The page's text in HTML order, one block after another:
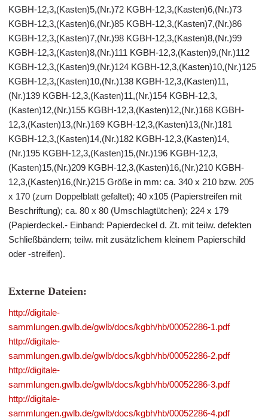
KGBH-12,3,(Kasten)5,(Nr.)72 KGBH-12,3,(Kasten)6,(Nr.)73
KGBH-12,3,(Kasten)6,(Nr.)85 KGBH-12,3,(Kasten)7,(Nr.)86
KGBH-12,3,(Kasten)7,(Nr.)98 KGBH-12,3,(Kasten)8,(Nr.)99
KGBH-12,3,(Kasten)8,(Nr.)111 KGBH-12,3,(Kasten)9,(Nr.)112
KGBH-12,3,(Kasten)9,(Nr.)124 KGBH-12,3,(Kasten)10,(Nr.)125
KGBH-12,3,(Kasten)10,(Nr.)138 KGBH-12,3,(Kasten)11,
(Nr.)139 KGBH-12,3,(Kasten)11,(Nr.)154 KGBH-12,3,
(Kasten)12,(Nr.)155 KGBH-12,3,(Kasten)12,(Nr.)168 KGBH-
12,3,(Kasten)13,(Nr.)169 KGBH-12,3,(Kasten)13,(Nr.)181
KGBH-12,3,(Kasten)14,(Nr.)182 KGBH-12,3,(Kasten)14,
(Nr.)195 KGBH-12,3,(Kasten)15,(Nr.)196 KGBH-12,3,
(Kasten)15,(Nr.)209 KGBH-12,3,(Kasten)16,(Nr.)210 KGBH-
12,3,(Kasten)16,(Nr.)215 Größe in mm: ca. 340 x 210 bzw. 205
x 170 (zum Doppelblatt gefaltet); 40 x105 (Papierstreifen mit
Beschriftung); ca. 80 x 80 (Umschlagtütchen); 224 x 179
(Papierdeckel.- Einband: Papierdeckel d. Zt. mit teilw. defekten
Schließbändern; teilw. mit zusätzlichem kleinem Papierschild
oder -streifen).
Externe Dateien:
http://digitale-
sammlungen.gwlb.de/gwlb/docs/kgbh/hb/00052286-1.pdf
http://digitale-
sammlungen.gwlb.de/gwlb/docs/kgbh/hb/00052286-2.pdf
http://digitale-
sammlungen.gwlb.de/gwlb/docs/kgbh/hb/00052286-3.pdf
http://digitale-
sammlungen.gwlb.de/gwlb/docs/kgbh/hb/00052286-4.pdf